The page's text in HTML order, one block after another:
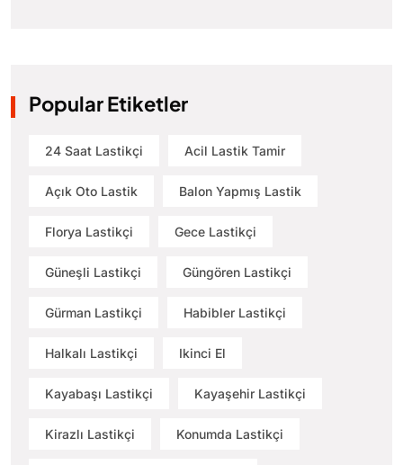
Popular Etiketler
24 Saat Lastikçi Acil Lastik Tamir
Açık Oto Lastik Balon Yapmış Lastik
Florya Lastikçi Gece Lastikçi
Güneşli Lastikçi Güngören Lastikçi
Gürman Lastikçi Habibler Lastikçi
Halkalı Lastikçi Ikinci El
Kayabaşı Lastikçi Kayaşehir Lastikçi
Kirazlı Lastikçi Konumda Lastikçi